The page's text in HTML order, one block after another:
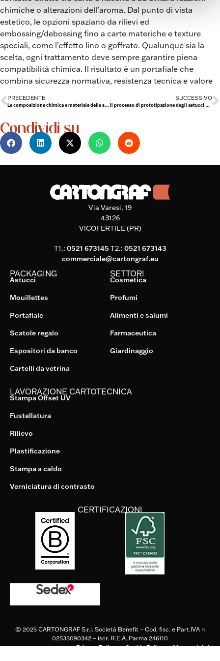
chimiche o alterazioni dell’aroma. Dal punto di vista
estetico, le opzioni spaziano da rilievi ed
embossing/debossing fino a carte materiche e texture
speciali, come l’effetto lino o goffrato. Qualunque sia la
scelta, ogni trattamento deve sempre garantire piena
compatibilità chimica. Il risultato è un portafiale che
combina sicurezza normativa, resistenza tecnica e valore
PRECEDENTE
La composizione chimica e materiale delle scatole per profumi
SUCCESSIVO
Il processo di prototipazione degli astucci per profumi
Condividi su
Via Varesi, 19
43126
VICOFERTILE (PR)
T1.: 0521 673145 T2.: 0521 673143
commerciale@cartongraf.eu
PACKAGING
Astucci
Mouillettes
Portafiale
Scatole regalo
Espositori da banco
Cartelli da vetrina
SETTORI
Cosmetica
Profumi
Alimenti e salumi
Farmaceutica
Giardinaggio
LAVORAZIONE CARTOTECNICA
Stampa Offset UV
Fustellatura
Rilievo
Plastificazione
Stampa a caldo
Verniciatura di contrasto
CERTIFICAZIONI
© 2025 CARTONGRAF S.r.l. Società Benefit – Cod. fisc. e Part.IVA n
02533090342 – iscr. R.E.A. Parma 246110
Privacy Policy
Cookie Policy Mappa del sito